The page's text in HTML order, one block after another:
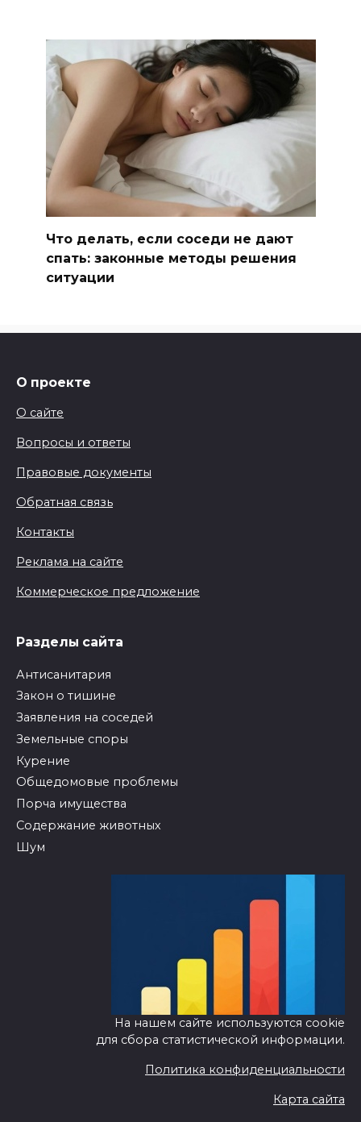
Что делать, если соседи не дают
спать: законные методы решения
ситуации
О проекте
О сайте
Вопросы и ответы
Правовые документы
Обратная связь
Контакты
Реклама на сайте
Коммерческое предложение
Разделы сайта
Антисанитария
Закон о тишине
Заявления на соседей
Земельные споры
Курение
Общедомовые проблемы
Порча имущества
Содержание животных
Шум
На нашем сайте используются cookie
для сбора статистической информации.
Политика конфиденциальности
Карта сайта